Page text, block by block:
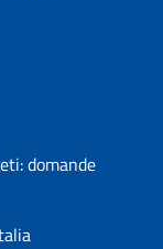
domande